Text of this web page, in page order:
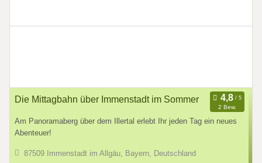
Die Mittagbahn über Immenstadt im Sommer
2 Bew.
Am Panoramaberg über dem Illertal erlebt Ihr jeden Tag ein neues
Abenteuer!
87509 Immenstadt im Allgäu, Bayern, Deutschland